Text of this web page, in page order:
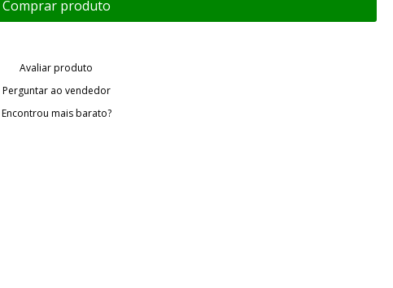
Avaliar produto
Perguntar ao vendedor
Encontrou mais barato?